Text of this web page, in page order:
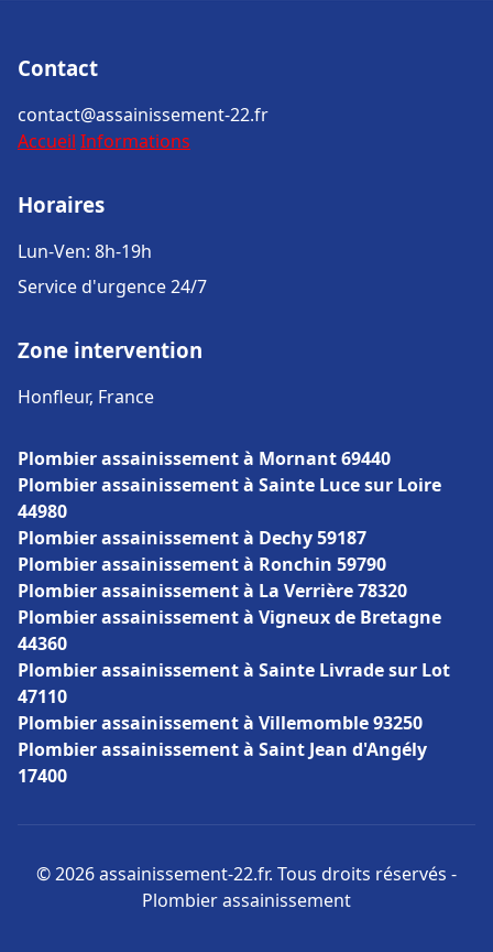
Contact
contact@assainissement-22.fr
Accueil Informations
Horaires
Lun-Ven: 8h-19h
Service d'urgence 24/7
Zone intervention
Honfleur, France
Plombier assainissement à Mornant 69440
Plombier assainissement à Sainte Luce sur Loire
44980
Plombier assainissement à Dechy 59187
Plombier assainissement à Ronchin 59790
Plombier assainissement à La Verrière 78320
Plombier assainissement à Vigneux de Bretagne
44360
Plombier assainissement à Sainte Livrade sur Lot
47110
Plombier assainissement à Villemomble 93250
Plombier assainissement à Saint Jean d'Angély
17400
© 2026 assainissement-22.fr. Tous droits réservés -
Plombier assainissement